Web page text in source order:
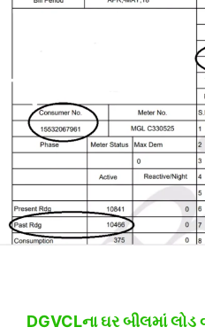
DGVCLના ઘર બીલમાં લોડ